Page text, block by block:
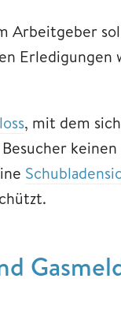
Arbeitgeber
Erledigungen
, mit dem sich